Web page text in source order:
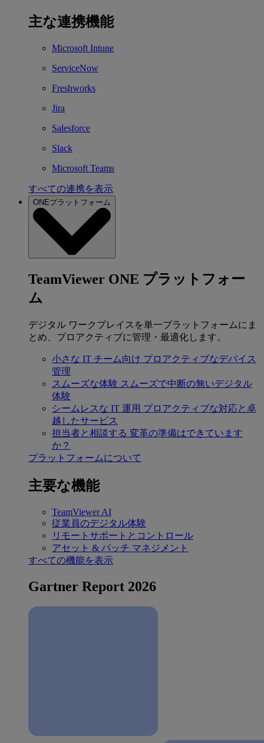
主な連携機能
Microsoft Intune
ServiceNow
Freshworks
Jira
Salesforce
Slack
Microsoft Teams
すべての連携を表示
ONEプラットフォーム
TeamViewer ONE プラットフォー
ム
デジタル ワークプレイスを単一プラットフォームにま
とめ、プロアクティブに管理・最適化します。
小さな IT チーム向け プロアクティブなデバイス
管理
スムーズな体験 スムーズで中断の無いデジタル
体験
シームレスな IT 運用 プロアクティブな対応と卓
越したサービス
担当者と相談する 変革の準備はできています
か？
プラットフォームについて
主要な機能
TeamViewer AI
従業員のデジタル体験
リモートサポートとコントロール
アセット & パッチ マネジメント
すべての機能を表示
Gartner Report 2026